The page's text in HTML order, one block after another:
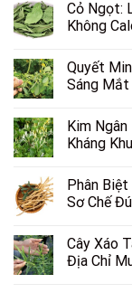
Cỏ Ngọt:
Không
Quyết
Sáng Mắt
Kim
Kháng
Phân
Sơ Chế
Cây Xáo
Địa Chỉ